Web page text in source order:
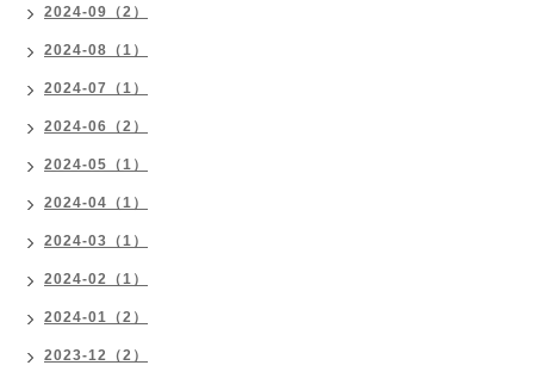
2024-09（2）
2024-08（1）
2024-07（1）
2024-06（2）
2024-05（1）
2024-04（1）
2024-03（1）
2024-02（1）
2024-01（2）
2023-12（2）